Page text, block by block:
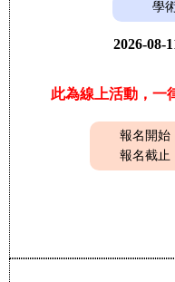
學
2026-08-
此為線上活動，一
報名開始
報名截止